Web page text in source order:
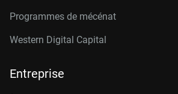
Programmes de mécénat
Western Digital Capital
Entreprise